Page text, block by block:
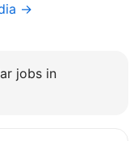
→
jobs in